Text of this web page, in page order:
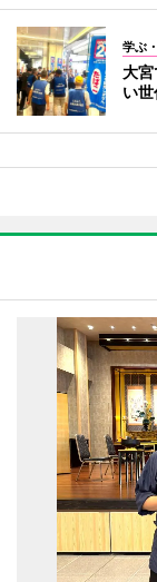
学ぶ
大
い